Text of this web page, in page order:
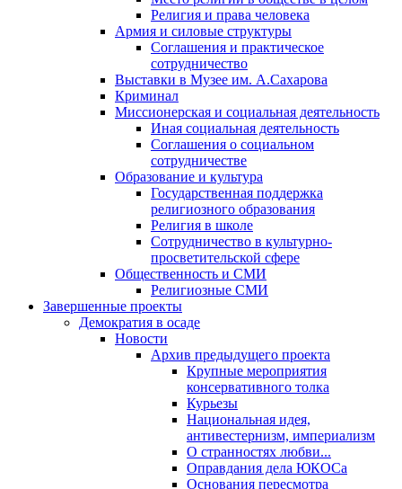
Религия и права человека
Армия и силовые структуры
Соглашения и практическое
сотрудничество
Выставки в Музее им. А.Сахарова
Криминал
Миссионерская и социальная деятельность
Иная социальная деятельность
Соглашения о социальном
сотрудничестве
Образование и культура
Государственная поддержка
религиозного образования
Религия в школе
Сотрудничество в культурно-
просветительской сфере
Общественность и СМИ
Религиозные СМИ
Завершенные проекты
Демократия в осаде
Новости
Архив предыдущего проекта
Крупные мероприятия
консервативного толка
Курьезы
Национальная идея,
антивестернизм, империализм
О странностях любви...
Оправдания дела ЮКОСа
Основания пересмотра